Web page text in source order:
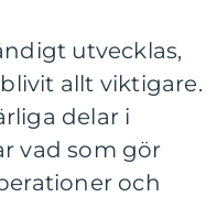
utvecklas,
allt viktigare.
delar i
vad som gör
och